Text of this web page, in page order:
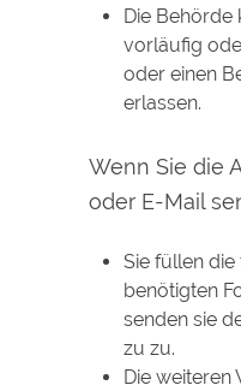
Die Behörde
vorläufig
oder einen
erlassen.
Wenn Sie die
oder E-Mail
Sie füllen
benötigten
senden sie
zu zu.
Die weiteren